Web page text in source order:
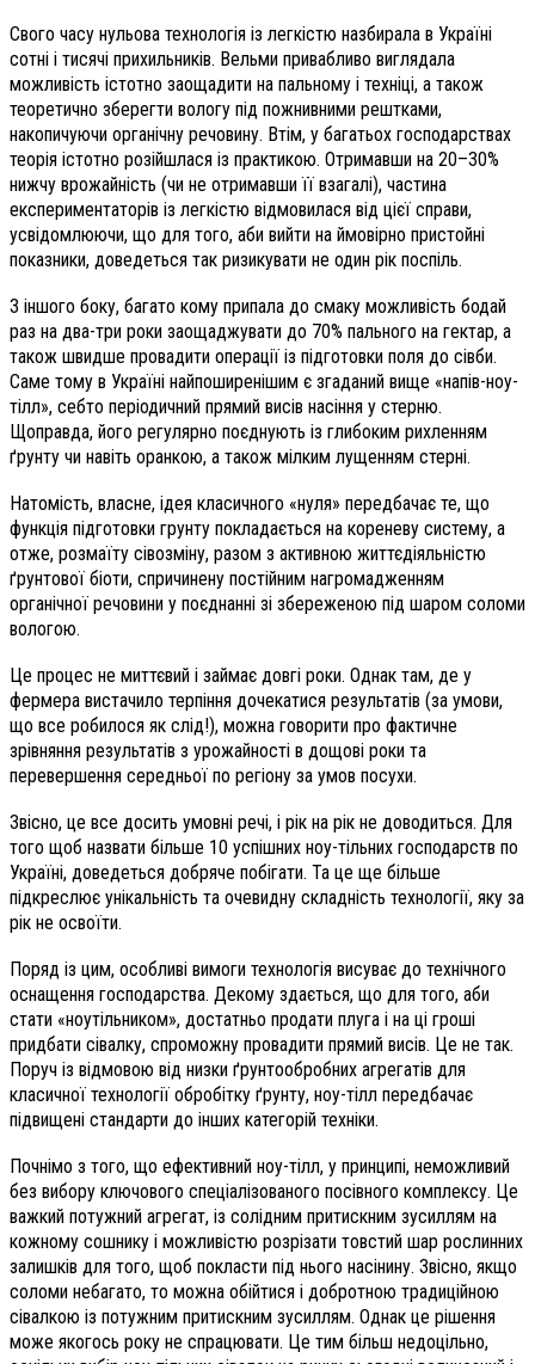
Свого часу нульова технологія із легкістю назбирала в Україні
сотні і тисячі прихильників. Вельми привабливо виглядала
можливість істотно заощадити на пальному і техніці, а також
теоретично зберегти вологу під пожнивними рештками,
накопичуючи органічну речовину. Втім, у багатьох господарствах
теорія істотно розійшлася із практикою. Отримавши на 20–30%
нижчу врожайність (чи не отримавши її взагалі), частина
експериментаторів із легкістю відмовилася від цієї справи,
усвідомлюючи, що для того, аби вийти на ймовірно пристойні
показники, доведеться так ризикувати не один рік поспіль.
З іншого боку, багато кому припала до смаку можливість бодай
раз на два-три роки заощаджувати до 70% пального на гектар, а
також швидше провадити операції із підготовки поля до сівби.
Саме тому в Україні найпоширенішим є згаданий вище «напів-ноу-
тілл», себто періодичний прямий висів насіння у стерню.
Щоправда, його регулярно поєднують із глибоким рихленням
ґрунту чи навіть оранкою, а також мілким лущенням стерні.
Натомість, власне, ідея класичного «нуля» передбачає те, що
функція підготовки грунту покладається на кореневу систему, а
отже, розмаїту сівозміну, разом з активною життєдіяльністю
ґрунтової біоти, спричинену постійним нагромадженням
органічної речовини у поєднанні зі збереженою під шаром соломи
вологою.
Це процес не миттєвий і займає довгі роки. Однак там, де у
фермера вистачило терпіння дочекатися результатів (за умови,
що все робилося як слід!), можна говорити про фактичне
зрівняння результатів з урожайності в дощові роки та
перевершення середньої по регіону за умов посухи.
Звісно, це все досить умовні речі, і рік на рік не доводиться. Для
того щоб назвати більше 10 успішних ноу-тільних господарств по
Україні, доведеться добряче побігати. Та це ще більше
підкреслює унікальність та очевидну складність технології, яку за
рік не освоїти.
Поряд із цим, особливі вимоги технологія висуває до технічного
оснащення господарства. Декому здається, що для того, аби
стати «ноутільником», достатньо продати плуга і на ці гроші
придбати сівалку, спроможну провадити прямий висів. Це не так.
Поруч із відмовою від низки ґрунтообробних агрегатів для
класичної технології обробітку ґрунту, ноу-тілл передбачає
підвищені стандарти до інших категорій техніки.
Почнімо з того, що ефективний ноу-тілл, у принципі, неможливий
без вибору ключового спеціалізованого посівного комплексу. Це
важкий потужний агрегат, із солідним притискним зусиллям на
кожному сошнику і можливістю розрізати товстий шар рослинних
залишків для того, щоб покласти під нього насінину. Звісно, якщо
соломи небагато, то можна обійтися і добротною традиційною
сівалкою із потужним притискним зусиллям. Однак це рішення
може якогось року не спрацювати. Це тим більш недоцільно,